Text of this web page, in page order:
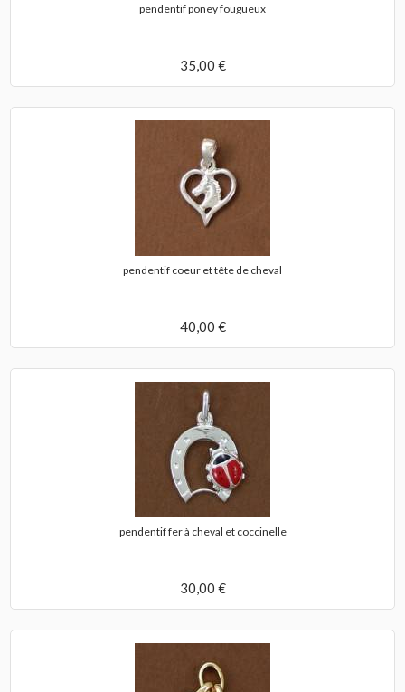
pendentif poney fougueux
35,00 €
pendentif coeur et tête de cheval
40,00 €
pendentif fer à cheval et coccinelle
30,00 €